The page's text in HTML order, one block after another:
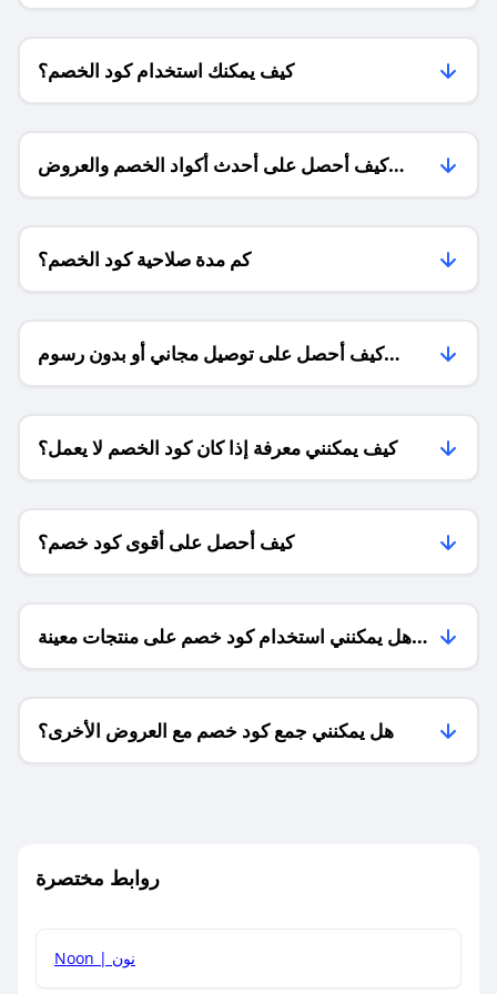
كيف يمكنك استخدام كود الخصم؟
كيف أحصل على أحدث أكواد الخصم والعروض
للمتاجر؟
كم مدة صلاحية كود الخصم؟
كيف أحصل على توصيل مجاني أو بدون رسوم
الشحن ؟
كيف يمكنني معرفة إذا كان كود الخصم لا يعمل؟
كيف أحصل على أقوى كود خصم؟
هل يمكنني استخدام كود خصم على منتجات معينة
فقط؟
هل يمكنني جمع كود خصم مع العروض الأخرى؟
روابط مختصرة
Noon | نون